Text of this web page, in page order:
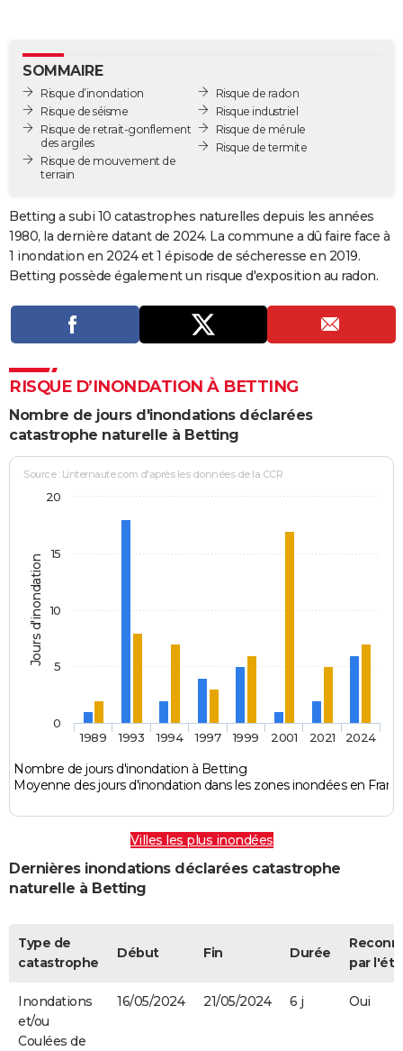
GUIDES D'ACHAT
BONS PLANS
CARTE DE VOEUX
Carte de Noël
Carte Bonne année
Carte Saint-Valentin
Carte Pâques
Carte d'anniversaire
DICTIONNAIRE
COPAINS D'AVANT
S'inscrire
Se connecter
Lycées
Collèges
Primaires
Universités
Entreprises
Service militaire
Avis de recherche
AVIS DE DÉCÈS
Bricolage
Lifestyle
Culture
Sport
Auto
Television
Voyage
Cinema
SOMMAIRE
Risque d’inondation
Risque de séisme
Risque de retrait-gonflement
des argiles
Risque de mouvement de
terrain
Risque de radon
Risque industriel
Risque de mérule
Risque de termite
Betting a subi 10 catastrophes naturelles depuis les années
1980, la dernière datant de 2024. La commune a dû faire face à
1 inondation en 2024 et 1 épisode de sécheresse en 2019.
Betting possède également un risque d'exposition au radon.
RISQUE D’INONDATION À BETTING
Nombre de jours d'inondations déclarées
catastrophe naturelle à Betting
Jours d'inondation
Source : Linternaute.com d'après les données de la CCR
Nombre de jours d'inondation à Betting
Moyenne des jours d'inondation dans les zones inondées en
1989 1993 1994 1997 1999 2001 2021 2024
0
5
10
15
20
Villes les plus inondées
Dernières inondations déclarées catastrophe
naturelle à Betting
Type de
catastrophe
Début Fin Durée
par
Inondations
et/ou
Coulées de
16/05/2024 21/05/2024 6 j Oui